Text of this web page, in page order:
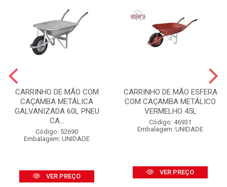
CARRINHO DE MÃO COM
CAÇAMBA METÁLICA
GALVANIZADA 60L PNEU
CA...
Código: 52690
Embalagem: UNIDADE
VER PREÇO
CARRINHO DE MÃO ESFERA
COM CAÇAMBA METÁLICO
VERMELHO 45L
Código: 46931
Embalagem: UNIDADE
VER PREÇO